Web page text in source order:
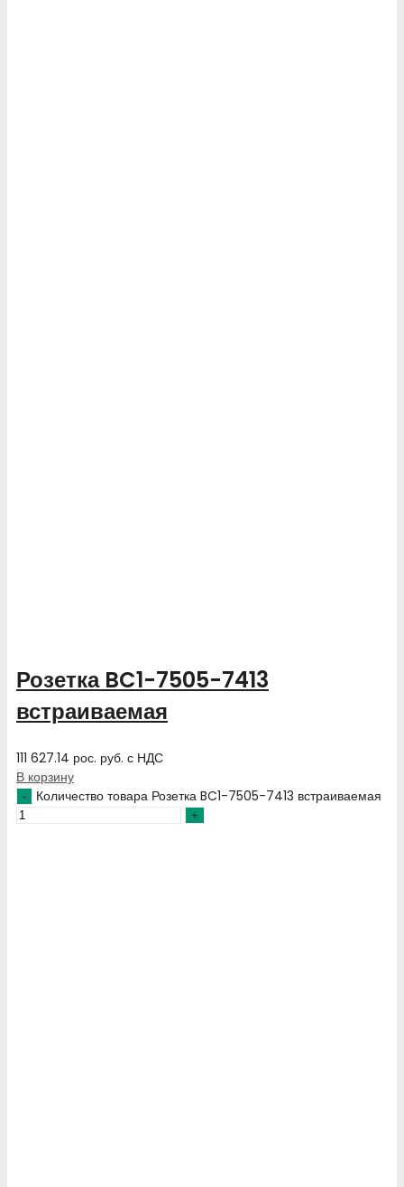
Розетка BC1-7505-7413
встраиваемая
111 627.14 рос. руб. с НДС
В корзину
Количество товара Розетка BC1-7505-7413 встраиваемая